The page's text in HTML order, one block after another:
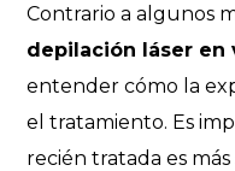
Contrario a algunos
depilación láser en
entender cómo la
el tratamiento. Es
recién tratada es